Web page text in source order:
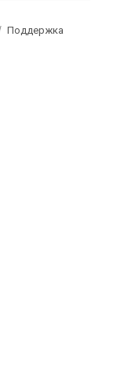
Поддержка